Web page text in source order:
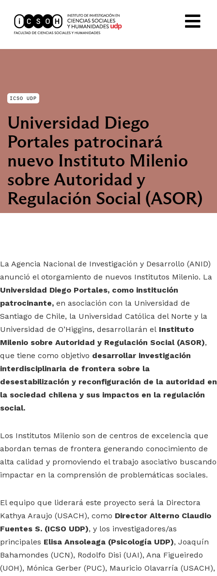
ICSO UDP
Universidad Diego
Portales patrocinará
nuevo Instituto Milenio
sobre Autoridad y
Regulación Social (ASOR)
La Agencia Nacional de Investigación y Desarrollo (ANID)
anunció el otorgamiento de nuevos Institutos Milenio. La
Universidad Diego Portales, como institución
patrocinante, en asociación con la Universidad de
Santiago de Chile, la Universidad Católica del Norte y la
Universidad de O’Higgins, desarrollarán el Instituto
Milenio sobre Autoridad y Regulación Social (ASOR),
que tiene como objetivo desarrollar investigación
interdisciplinaria de frontera sobre la
desestabilización y reconfiguración de la autoridad en
la sociedad chilena y sus impactos en la regulación
social.
Los Institutos Milenio son de centros de excelencia que
abordan temas de frontera generando conocimiento de
alta calidad y promoviendo el trabajo asociativo buscando
impactar en la comprensión de problemáticas sociales.
El equipo que liderará este proyecto será la Directora
Kathya Araujo (USACH), como Director Alterno Claudio
Fuentes S. (ICSO UDP), y los investigadores/as
principales Elisa Ansoleaga (Psicología UDP), Joaquín
Bahamondes (UCN), Rodolfo Disi (UAI), Ana Figueiredo
(UOH), Mónica Gerber (PUC), Mauricio Olavarría (USACH),